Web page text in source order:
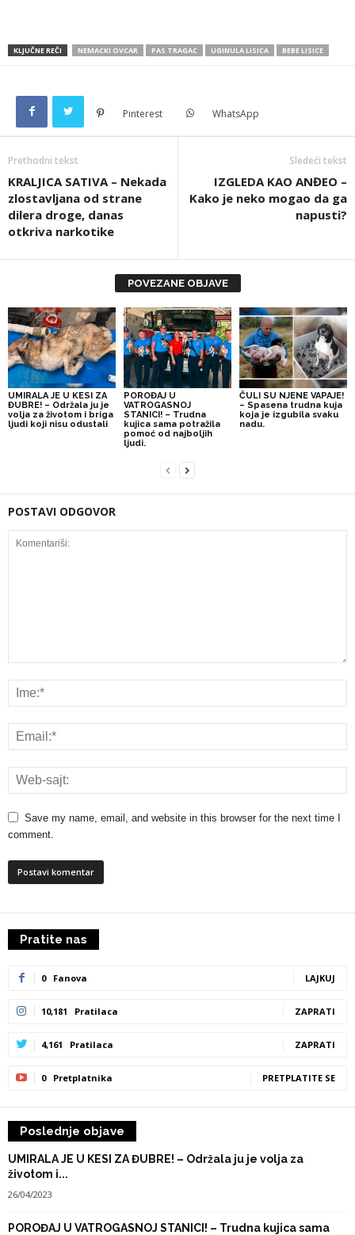
KLJUČNE REČI NEMACKI OVCAR PAS TRAGAC UGINULA LISICA BEBE LISICE
Pinterest WhatsApp
Prethodni tekst
KRALJICA SATIVA – Nekada
zlostavljana od strane
dilera droge, danas
otkriva narkotike
Sledeći tekst
IZGLEDA KAO ANĐEO –
Kako je neko mogao da ga
napusti?
POVEZANE OBJAVE
UMIRALA JE U KESI ZA
ĐUBRE! – Održala ju je
volja za životom i briga
ljudi koji nisu odustali
POROĐAJ U
VATROGASNOJ
STANICI! – Trudna
kujica sama potražila
pomoć od najboljih
ljudi.
ČULI SU NJENE VAPAJE!
– Spasena trudna kuja
koja je izgubila svaku
nadu.
POSTAVI ODGOVOR
Save my name, email, and website in this browser for the next time I
comment.
Pratite nas
0 Fanova LAJKUJ
10,181 Pratilaca ZAPRATI
4,161 Pratilaca ZAPRATI
0 Pretplatnika PRETPLATITE SE
Poslednje objave
UMIRALA JE U KESI ZA ĐUBRE! – Održala ju je volja za
životom i...
26/04/2023
POROĐAJ U VATROGASNOJ STANICI! – Trudna kujica sama